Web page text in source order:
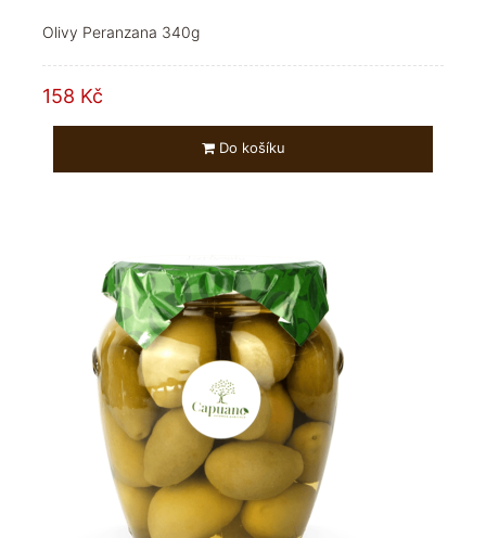
Olivy Peranzana 340g
158 Kč
Do košíku